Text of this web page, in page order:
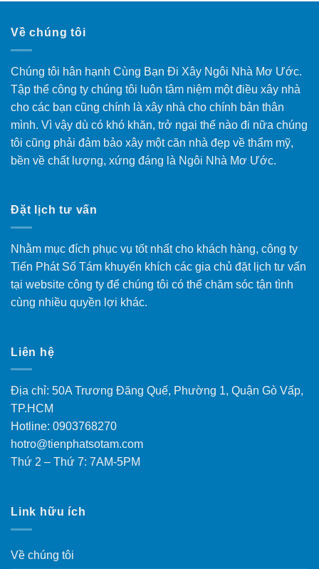
Về chúng tôi
Chúng tôi hân hạnh Cùng Bạn Đi Xây Ngôi Nhà Mơ Ước.
Tập thể công ty chúng tôi luôn tâm niệm một điều xây nhà
cho các bạn cũng chính là xây nhà cho chính bản thân
mình. Vì vậy dù có khó khăn, trở ngại thế nào đi nữa chúng
tôi cũng phải đảm bảo xây một căn nhà đẹp về thẩm mỹ,
bền về chất lượng, xứng đáng là Ngôi Nhà Mơ Ước.
Đặt lịch tư vấn
Nhằm mục đích phục vụ tốt nhất cho khách hàng, công ty
Tiến Phát Số Tám khuyến khích các gia chủ đặt lịch tư vấn
tại website công ty để chúng tôi có thể chăm sóc tận tình
cùng nhiều quyền lợi khác.
Liên hệ
Địa chỉ: 50A Trương Đăng Quế, Phường 1, Quận Gò Vấp,
TP.HCM
Hotline: 0903768270
hotro@tienphatsotam.com
Thứ 2 – Thứ 7: 7AM-5PM
Link hữu ích
Về chúng tôi